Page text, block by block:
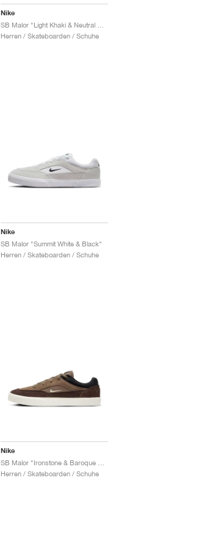
Nike
Herren / Skateboarden / Schuhe
Nike
SB Malor "Summit White & Black"
Herren / Skateboarden / Schuhe
Nike
Herren / Skateboarden / Schuhe